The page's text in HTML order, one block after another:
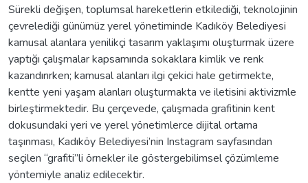
Sürekli değişen, toplumsal hareketlerin etkilediği, teknolojinin
çevrelediği günümüz yerel yönetiminde Kadıköy Belediyesi
kamusal alanlara yenilikçi tasarım yaklaşımı oluşturmak üzere
yaptığı çalışmalar kapsamında sokaklara kimlik ve renk
kazandırırken; kamusal alanları ilgi çekici hale getirmekte,
kentte yeni yaşam alanları oluşturmakta ve iletisini aktivizmle
birleştirmektedir. Bu çerçevede, çalışmada grafitinin kent
dokusundaki yeri ve yerel yönetimlerce dijital ortama
taşınması, Kadıköy Belediyesi’nin Instagram sayfasından
seçilen “grafiti”li örnekler ile göstergebilimsel çözümleme
yöntemiyle analiz edilecektir.